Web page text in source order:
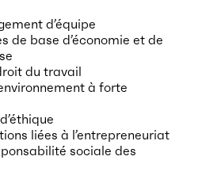
d’équipe
de base d’économie et de
du travail
à forte
liées à l’entrepreneuriat
sociale des